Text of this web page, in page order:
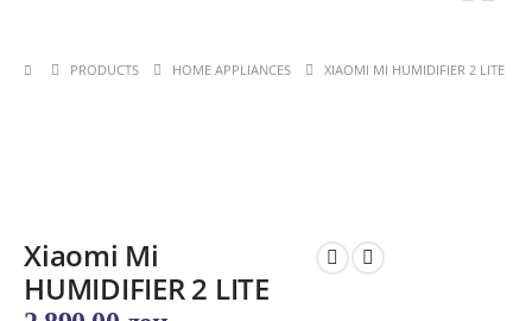
PRODUCTS HOME APPLIANCES XIAOMI MI HUMIDIFIER 2 LITE
Xiaomi Mi
HUMIDIFIER 2 LITE